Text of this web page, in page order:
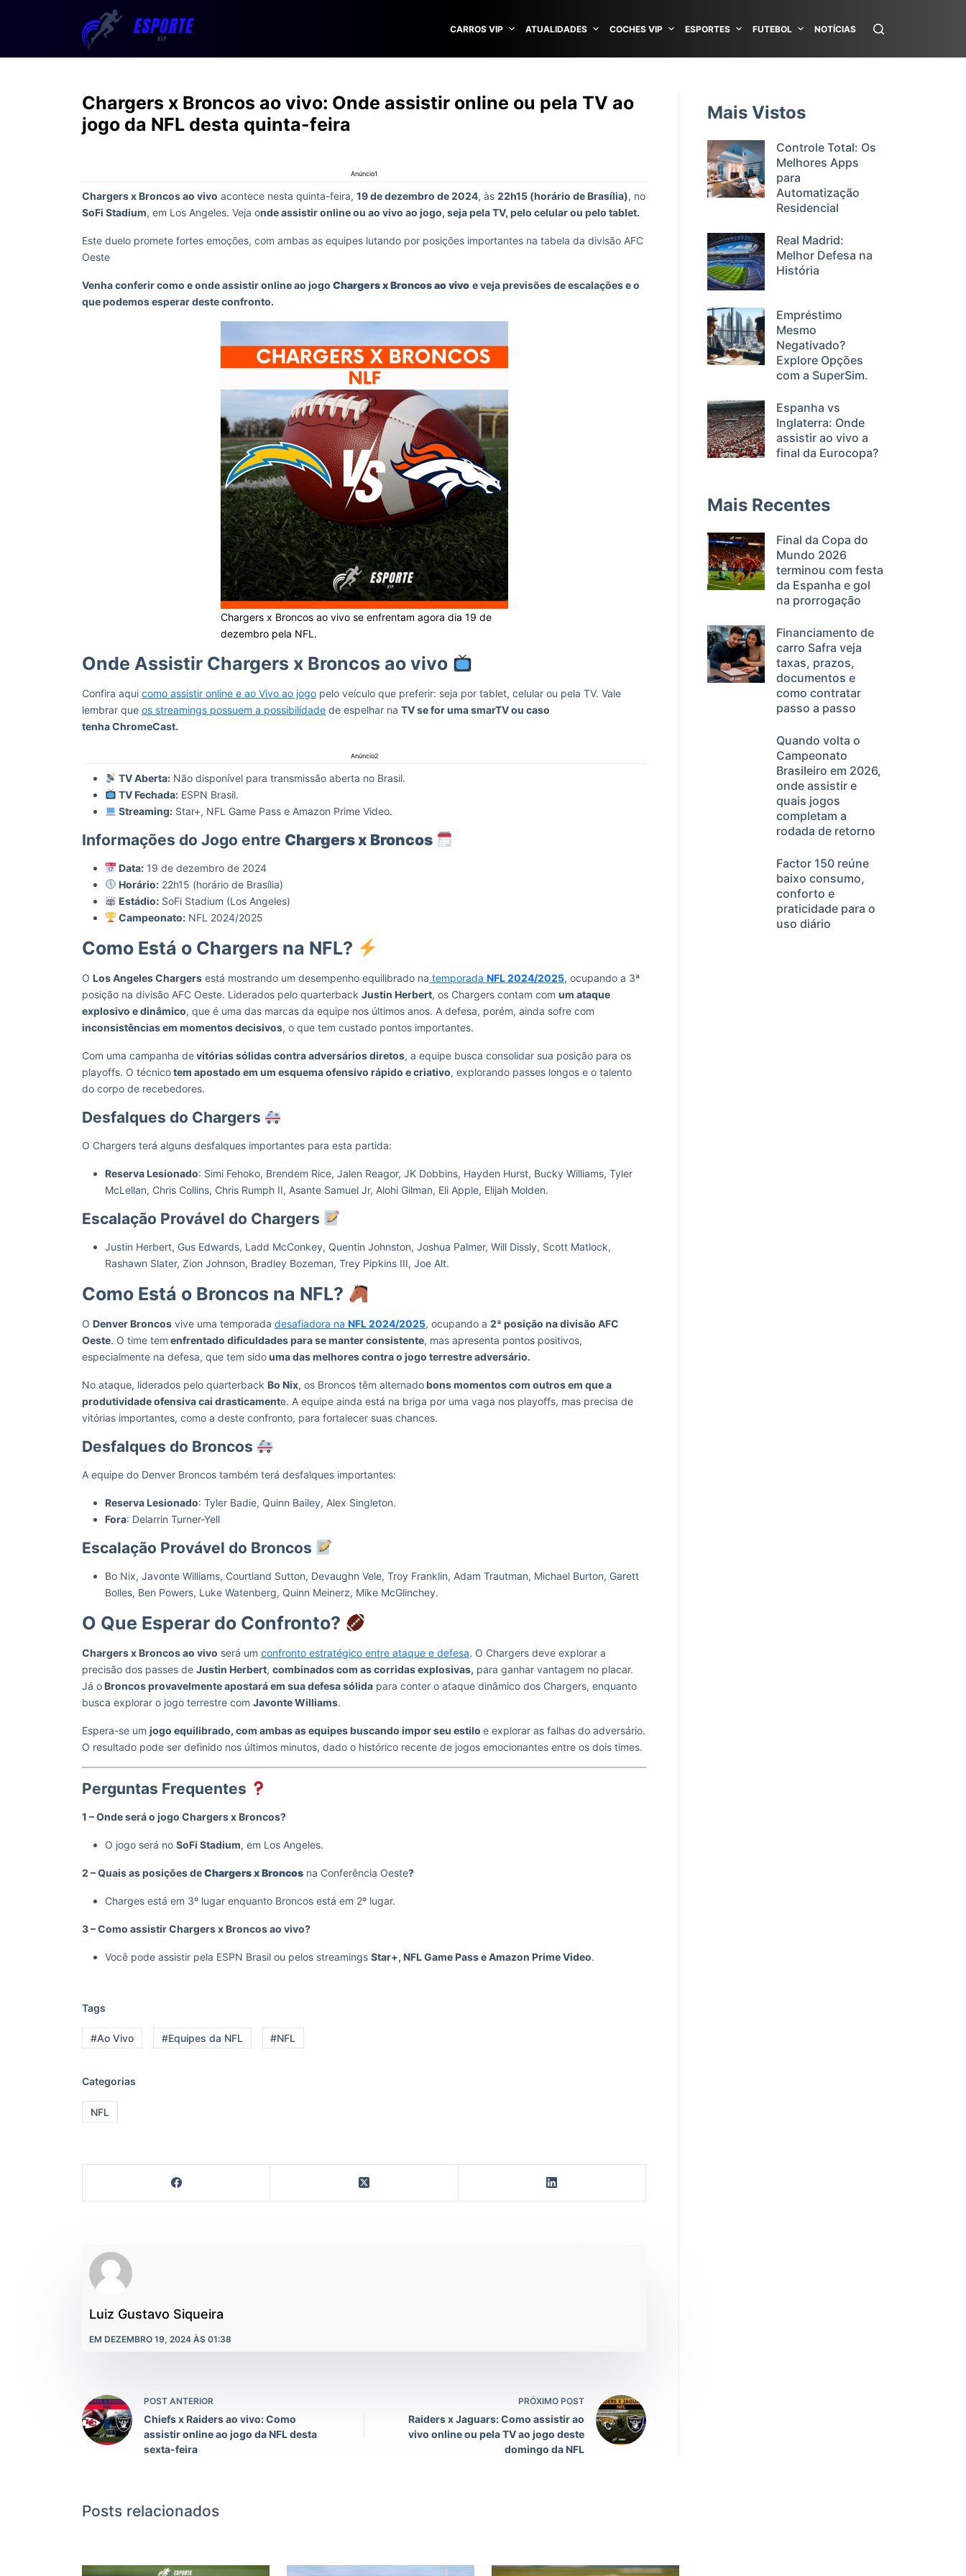
CARROS VIP ATUALIDADES COCHES VIP ESPORTES FUTEBOL NOTÍCIAS
Chargers x Broncos ao vivo: Onde assistir online ou pela TV ao
jogo da NFL desta quinta-feira
Anúncio1
Chargers x Broncos ao vivo acontece nesta quinta-feira, 19 de dezembro de 2024, às 22h15 (horário de Brasília), no
SoFi Stadium, em Los Angeles. Veja onde assistir online ou ao vivo ao jogo, seja pela TV, pelo celular ou pelo tablet.
Este duelo promete fortes emoções, com ambas as equipes lutando por posições importantes na tabela da divisão AFC
Oeste
Venha conferir como e onde assistir online ao jogo Chargers x Broncos ao vivo e veja previsões de escalações e o
que podemos esperar deste confronto.
Chargers x Broncos ao vivo se enfrentam agora dia 19 de
dezembro pela NFL.
Onde Assistir Chargers x Broncos ao vivo
Confira aqui como assistir online e ao Vivo ao jogo pelo veículo que preferir: seja por tablet, celular ou pela TV. Vale
lembrar que os streamings possuem a possibilidade de espelhar na TV se for uma smarTV ou caso
tenha ChromeCast.
Anúncio2
TV Aberta:Não disponível para transmissão aberta no Brasil.
TV Fechada:ESPN Brasil.
Streaming:Star+, NFL Game Pass e Amazon Prime Video.
Informações do Jogo entre Chargers x Broncos
Data:19 de dezembro de 2024
Horário:22h15 (horário de Brasília)
Estádio:SoFi Stadium (Los Angeles)
Campeonato:NFL 2024/2025
Como Está o Chargers na NFL?
O Los Angeles Chargers está mostrando um desempenho equilibrado na temporada NFL 2024/2025, ocupando a 3ª
posição na divisão AFC Oeste. Liderados pelo quarterback Justin Herbert, os Chargers contam com um ataque
explosivo e dinâmico, que é uma das marcas da equipe nos últimos anos. A defesa, porém, ainda sofre com
inconsistências em momentos decisivos, o que tem custado pontos importantes.
Com uma campanha devitórias sólidas contra adversários diretos, a equipe busca consolidar sua posição para os
playoffs. O técnicotem apostado em um esquema ofensivo rápido e criativo, explorando passes longos e o talento
do corpo de recebedores.
Desfalques do Chargers
O Chargers terá alguns desfalques importantes para esta partida:
Reserva Lesionado: Simi Fehoko, Brendem Rice, Jalen Reagor, JK Dobbins, Hayden Hurst, Bucky Williams, Tyler
McLellan, Chris Collins, Chris Rumph II, Asante Samuel Jr, Alohi Gilman, Eli Apple, Elijah Molden.
Escalação Provável do Chargers
Justin Herbert, Gus Edwards, Ladd McConkey, Quentin Johnston, Joshua Palmer, Will Dissly, Scott Matlock,
Rashawn Slater, Zion Johnson, Bradley Bozeman, Trey Pipkins III, Joe Alt.
Como Está o Broncos na NFL?
O Denver Broncos vive uma temporada desafiadora na NFL 2024/2025, ocupando a 2ª posição na divisão AFC
Oeste. O time tem enfrentado dificuldades para se manter consistente, mas apresenta pontos positivos,
especialmente na defesa, que tem sidouma das melhores contra o jogo terrestre adversário.
No ataque, liderados pelo quarterback Bo Nix, os Broncos têm alternadobons momentos com outros em que a
produtividade ofensiva cai drasticamente. A equipe ainda está na briga por uma vaga nos playoffs, mas precisa de
vitórias importantes, como a deste confronto, para fortalecer suas chances.
Desfalques do Broncos
A equipe do Denver Broncos também terá desfalques importantes:
Reserva Lesionado: Tyler Badie, Quinn Bailey, Alex Singleton.
Fora: Delarrin Turner-Yell
Escalação Provável do Broncos
Bo Nix, Javonte Williams, Courtland Sutton, Devaughn Vele, Troy Franklin, Adam Trautman, Michael Burton, Garett
Bolles, Ben Powers, Luke Watenberg, Quinn Meinerz, Mike McGlinchey.
O Que Esperar do Confronto?
Chargers x Broncos ao vivo será um confronto estratégico entre ataque e defesa. O Chargers deve explorar a
precisão dos passes de Justin Herbert, combinados com as corridas explosivas, para ganhar vantagem no placar.
Já oBroncos provavelmente apostará em sua defesa sólida para conter o ataque dinâmico dos Chargers, enquanto
busca explorar o jogo terrestre com Javonte Williams.
Espera-se um jogo equilibrado, com ambas as equipes buscando impor seu estilo e explorar as falhas do adversário.
O resultado pode ser definido nos últimos minutos, dado o histórico recente de jogos emocionantes entre os dois times.
Perguntas Frequentes
1 – Onde será o jogo Chargers x Broncos?
O jogo será no SoFi Stadium, em Los Angeles.
2 – Quais as posições deChargers x Broncos na Conferência Oeste?
Charges está em 3º lugar enquanto Broncos está em 2º lugar.
3 – Como assistir Chargers x Broncos ao vivo?
Você pode assistir pela ESPN Brasil ou pelos streamings Star+, NFL Game Pass e Amazon Prime Video.
Tags
#Ao Vivo #Equipes da NFL #NFL
Categorias
NFL
Luiz Gustavo Siqueira
EM DEZEMBRO 19, 2024 ÀS 01:38
POST ANTERIOR
Chiefs x Raiders ao vivo: Como
assistir online ao jogo da NFL desta
sexta-feira
PRÓXIMO POST
Raiders x Jaguars: Como assistir ao
vivo online ou pela TV ao jogo deste
domingo da NFL
Mais Vistos
Controle Total: Os
Melhores Apps
para
Automatização
Residencial
Real Madrid:
Melhor Defesa na
História
Empréstimo
Mesmo
Negativado?
Explore Opções
com a SuperSim.
Espanha vs
Inglaterra: Onde
assistir ao vivo a
final da Eurocopa?
Mais Recentes
Final da Copa do
Mundo 2026
terminou com festa
da Espanha e gol
na prorrogação
Financiamento de
carro Safra veja
taxas, prazos,
documentos e
como contratar
passo a passo
Quando volta o
Campeonato
Brasileiro em 2026,
onde assistir e
quais jogos
completam a
rodada de retorno
Factor 150 reúne
baixo consumo,
conforto e
praticidade para o
uso diário
Posts relacionados